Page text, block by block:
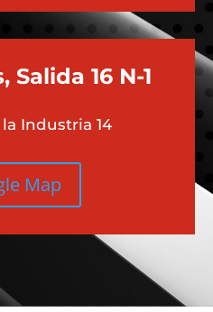
16 N-1
Industria 14
Map